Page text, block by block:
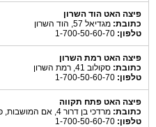
פיצה האט הוד השרון
כתובת: מגדיאל 57, הוד השרון
טלפון:
פיצה האט רמת השרון
כתובת: סקולוב 41, רמת השרון
טלפון:
פיצה האט פתח תקווה
כתובת: מרדכי בן דרור 4, אם המושבות, פתח תקווה
טלפון: